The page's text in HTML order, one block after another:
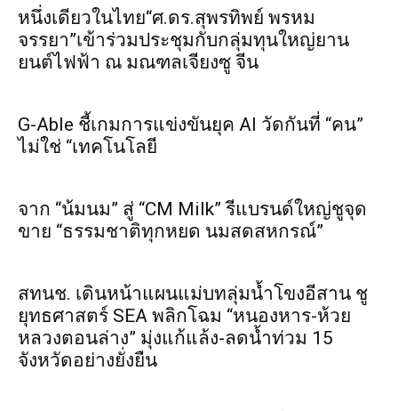
หนึ่งเดียวในไทย“ศ.ดร.สุพรทิพย์ พรหม
จรรยา”เข้าร่วมประชุมกับกลุ่มทุนใหญ่ยาน
ยนต์ไฟฟ้า ณ มณฑลเจียงซู จีน
G-Able ชี้เกมการแข่งขันยุค AI วัดกันที่ “คน”
ไม่ใช่ “เทคโนโลยี
จาก “น้มนม” สู่ “CM Milk” รีแบรนด์ใหญ่ชูจุด
ขาย “ธรรมชาติทุกหยด นมสดสหกรณ์”
สทนช. เดินหน้าแผนแม่บทลุ่มน้ำโขงอีสาน ชู
ยุทธศาสตร์ SEA พลิกโฉม “หนองหาร-ห้วย
หลวงตอนล่าง” มุ่งแก้แล้ง-ลดน้ำท่วม 15
จังหวัดอย่างยั่งยืน